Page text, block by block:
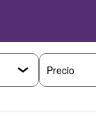
Precio